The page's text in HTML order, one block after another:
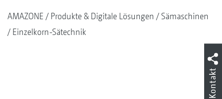
AMAZONE Produkte & Digitale Lösungen
Sämaschinen
Einzelkorn-Sätechnik
Kontakt